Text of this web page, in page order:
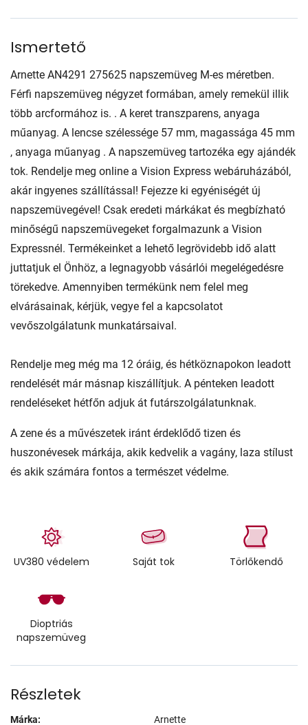
Ismertető
Arnette AN4291 275625 napszemüveg M-es méretben.
Férfi napszemüveg négyzet formában, amely remekül illik
több arcformához is. . A keret transzparens, anyaga
műanyag. A lencse szélessége 57 mm, magassága 45 mm
, anyaga műanyag . A napszemüveg tartozéka egy ajándék
tok. Rendelje meg online a Vision Express webáruházából,
akár ingyenes szállítással! Fejezze ki egyéniségét új
napszemüvegével! Csak eredeti márkákat és megbízható
minőségű napszemüvegeket forgalmazunk a Vision
Expressnél. Termékeinket a lehető legrövidebb idő alatt
juttatjuk el Önhöz, a legnagyobb vásárlói megelégedésre
törekedve. Amennyiben termékünk nem felel meg
elvárásainak, kérjük, vegye fel a kapcsolatot
vevőszolgálatunk munkatársaival.
Rendelje meg még ma 12 óráig, és hétköznapokon leadott
rendelését már másnap kiszállítjuk. A pénteken leadott
rendeléseket hétfőn adjuk át futárszolgálatunknak.
A zene és a művészetek iránt érdeklődő tizen és
huszonévesek márkája, akik kedvelik a vagány, laza stílust
és akik számára fontos a természet védelme.
UV380 védelem Saját tok Törlőkendő
Dioptriás
napszemüveg
Részletek
Márka: Arnette